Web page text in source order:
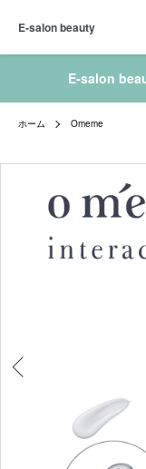
E-salon beauty
E-salon
ホーム Omeme